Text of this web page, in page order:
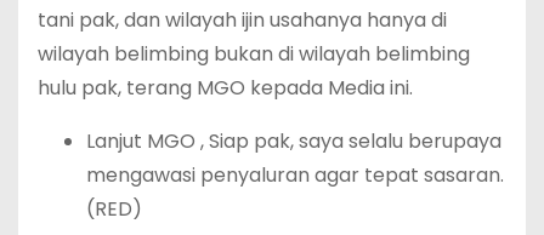
tani pak, dan wilayah ijin usahanya hanya di
wilayah belimbing bukan di wilayah belimbing
hulu pak, terang MGO kepada Media ini.
Lanjut MGO , Siap pak, saya selalu berupaya
mengawasi penyaluran agar tepat sasaran.
(RED)